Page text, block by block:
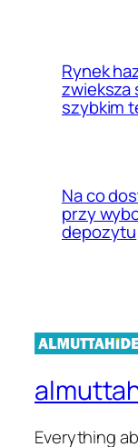
Rynek
zwieksza
szybkim
Na co
przy
depozytu
Everything